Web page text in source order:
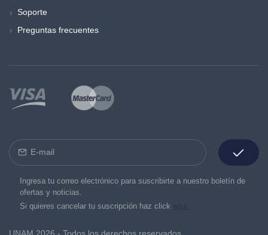
Soporte
Preguntas frecuentes
Ingresa tu correo electrónico para suscribirte a nuestro boletín de
ofertas y noticias.
Si quieres cancelar tu suscripción haz click